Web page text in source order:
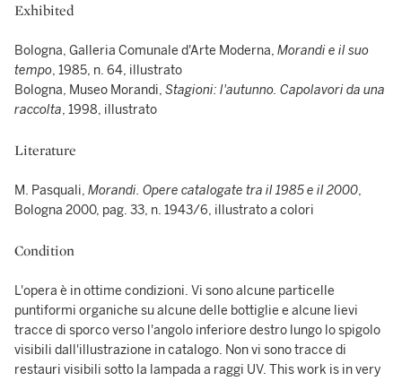
Exhibited
Bologna, Galleria Comunale d'Arte Moderna, Morandi e il suo
tempo, 1985, n. 64, illustrato
Bologna, Museo Morandi, Stagioni: l'autunno. Capolavori da una
raccolta, 1998, illustrato
Literature
M. Pasquali, Morandi. Opere catalogate tra il 1985 e il 2000,
Bologna 2000, pag. 33, n. 1943/6, illustrato a colori
Condition
L'opera è in ottime condizioni. Vi sono alcune particelle
puntiformi organiche su alcune delle bottiglie e alcune lievi
tracce di sporco verso l'angolo inferiore destro lungo lo spigolo
visibili dall'illustrazione in catalogo. Non vi sono tracce di
restauri visibili sotto la lampada a raggi UV. This work is in very